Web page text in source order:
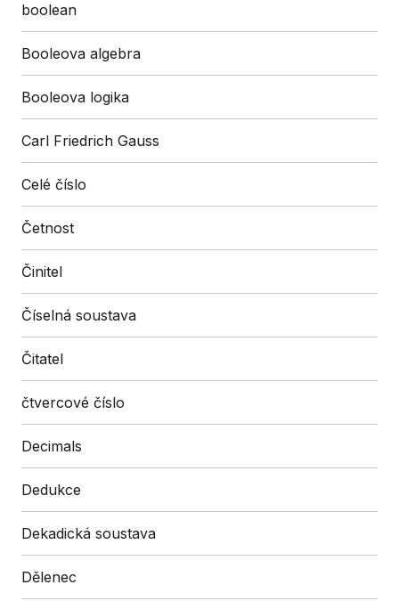
boolean
Booleova algebra
Booleova logika
Carl Friedrich Gauss
Celé číslo
Četnost
Činitel
Číselná soustava
Čitatel
čtvercové číslo
Decimals
Dedukce
Dekadická soustava
Dělenec